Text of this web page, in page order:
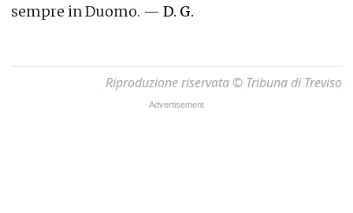
sempre in Duomo. — D. G.
Riproduzione riservata © Tribuna di Treviso